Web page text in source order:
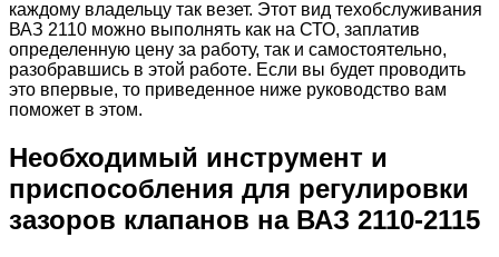
каждому владельцу так везет. Этот вид техобслуживания
ВАЗ 2110 можно выполнять как на СТО, заплатив
определенную цену за работу, так и самостоятельно,
разобравшись в этой работе. Если вы будет проводить
это впервые, то приведенное ниже руководство вам
поможет в этом.
Необходимый инструмент и
приспособления для регулировки
зазоров клапанов на ВАЗ 2110-2115